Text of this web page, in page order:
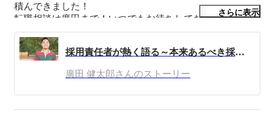
積んできました！
さらに表示
採用責任者が熱く語る～本来あるべき採用のカタチとは～
廣田 健太郎さんのストーリー